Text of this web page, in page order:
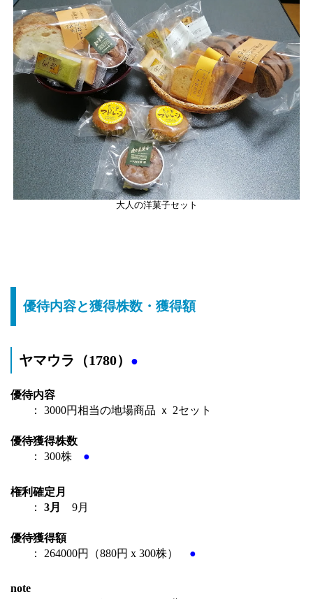
大人の洋菓子セット
優待内容と獲得株数・獲得額
ヤマウラ（1780） ●
優待内容
： 3000円相当の地場商品 ｘ 2セット
優待獲得株数
： 300株
●
権利確定月
： 3月 9月
優待獲得額
： 264000円（880円 x 300株） ●
note